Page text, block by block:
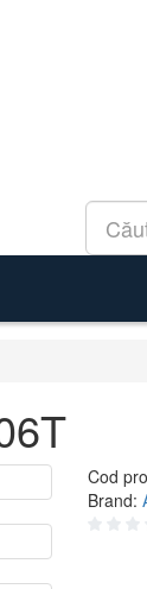
Cod
Brand: